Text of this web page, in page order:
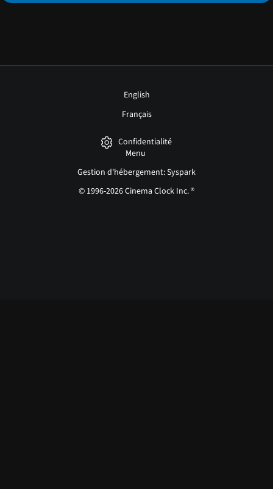
English
Français
Confidentialité
Menu
Gestion d'hébergement: Syspark
© 1996-2026 Cinema Clock Inc. ®